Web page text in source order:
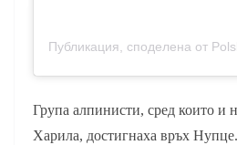
Публикация, споделена от Polski Związek Alpinizmu –
Група алпинисти, сред които и
Харила, достигнаха връх